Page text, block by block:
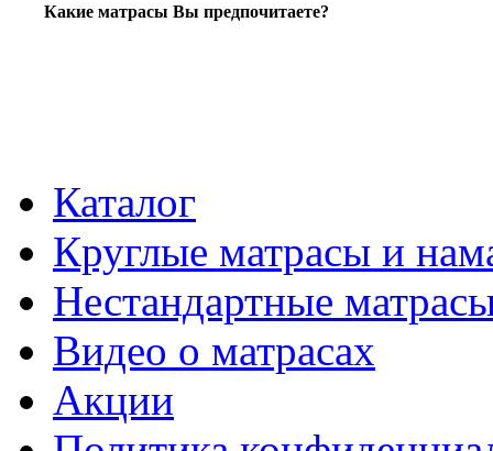
Какие матрасы Вы предпочитаете?
Каталог
Круглые матрасы и
Нестандартные
Видео о матрасах
Акции